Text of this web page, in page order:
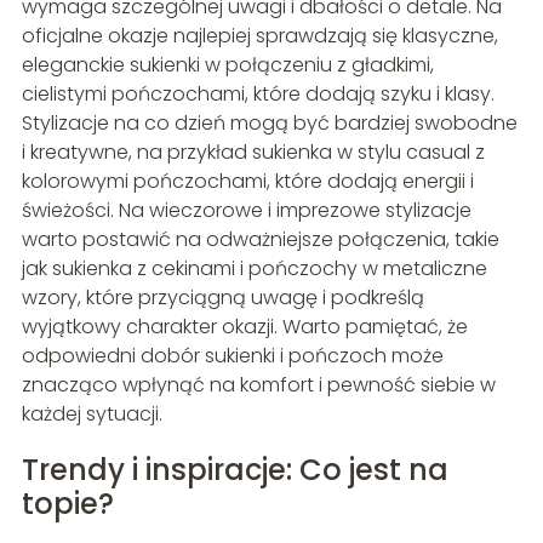
wymaga szczególnej uwagi i dbałości o detale. Na
oficjalne okazje najlepiej sprawdzają się klasyczne,
eleganckie sukienki w połączeniu z gładkimi,
cielistymi pończochami, które dodają szyku i klasy.
Stylizacje na co dzień mogą być bardziej swobodne
i kreatywne, na przykład sukienka w stylu casual z
kolorowymi pończochami, które dodają energii i
świeżości. Na wieczorowe i imprezowe stylizacje
warto postawić na odważniejsze połączenia, takie
jak sukienka z cekinami i pończochy w metaliczne
wzory, które przyciągną uwagę i podkreślą
wyjątkowy charakter okazji. Warto pamiętać, że
odpowiedni dobór sukienki i pończoch może
znacząco wpłynąć na komfort i pewność siebie w
każdej sytuacji.
Trendy i inspiracje: Co jest na
topie?